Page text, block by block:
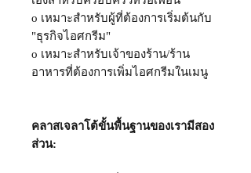
o เหมาะสำหรับผู้ที่ต้องการเริ่มต้นกับ
"ธุรกิจไอศกรีม"
o เหมาะสำหรับเจ้าของร้าน/ร้าน
อาหารที่ต้องการเพิ่มไอศกรีมในเมนู
คลาสเจลาโต้ขั้นพื้นฐานของเรามีสอง
ส่วน: